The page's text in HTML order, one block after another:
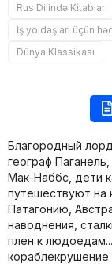
Rus Dilində Kitablar
İş yoldaşları üçün
Dünya Klassikası
Благородный
географ
Мак-Наббс, дети
путешествуют на
Патагонию,
наводнения,
плен к
кораблекрушение